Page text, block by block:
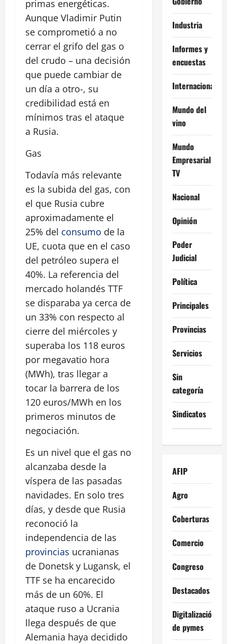
primas energéticas.
Aunque Vladimir Putin
se comprometió a no
cerrar el grifo del gas o
del crudo – una decisión
que puede cambiar de
un día a otro-, su
credibilidad está en
mínimos tras el ataque
a Rusia.
Gas
Todavía más relevante
es la subida del gas, con
el que Rusia cubre
aproximadamente el
25% del consumo de la
UE, cuota que en el caso
del petróleo supera el
40%. La referencia del
mercado holandés TTF
se disparaba ya cerca de
un 33% con respecto al
cierre del miércoles y
superaba los 118 euros
por megavatio hora
(MWh), tras llegar a
tocar la barrera de los
120 euros/MWh en los
primeros minutos de
negociación.
Es un nivel que el gas no
alcanzaba desde la
víspera de las pasadas
navidades. En solo tres
días, y desde que Rusia
reconoció la
independencia de las
provincias ucranianas
de Donetsk y Lugansk, el
TTF se ha encarecido
más de un 60%. El
ataque ruso a Ucrania
llega después de que
Alemania haya decidido
Industria
Informes y
encuestas
Internacional
Mundo del
vino
Mundo
Empresarial
TV
Nacional
Opinión
Poder
Judicial
Política
Principales
Provincias
Servicios
Sin
categoría
Sindicatos
AFIP
Agro
Coberturas
Comercio
Congreso
Destacados
Digitalización
de pymes